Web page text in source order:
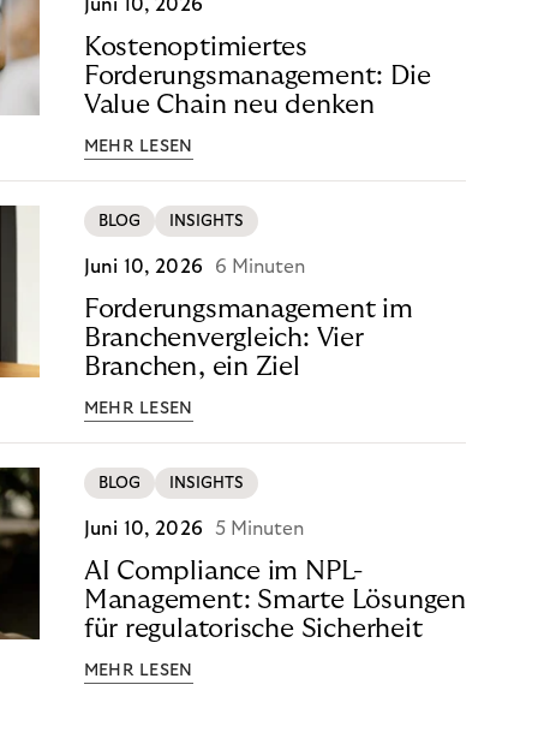
Juni 10, 2026
Kostenoptimiertes
Forderungsmanagement: Die
Value Chain neu denken
MEHR LESEN
BLOG INSIGHTS
Juni 10, 2026 6 Minuten
Forderungsmanagement im
Branchenvergleich: Vier
Branchen, ein Ziel
MEHR LESEN
BLOG INSIGHTS
Juni 10, 2026 5 Minuten
AI Compliance im NPL-
Management: Smarte Lösungen
für regulatorische Sicherheit
MEHR LESEN